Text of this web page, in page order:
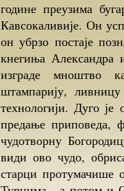
године преузима
Кавсокаливије. Он
он убрзо постаје
кнегиња Александра
изграде мноштво
штампарију,
технологији. Дуго
предање приповеда,
чудотворну
види ово чудо,
старци протумачише